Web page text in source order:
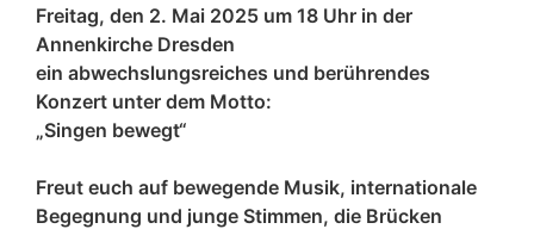
Freitag, den 2. Mai 2025 um 18 Uhr in der
Annenkirche Dresden
ein abwechslungsreiches und berührendes
Konzert unter dem Motto:
„Singen bewegt“
Freut euch auf bewegende Musik, internationale
Begegnung und junge Stimmen, die Brücken